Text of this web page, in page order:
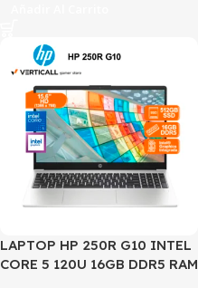
LAPTOP HP 250R G10 INTEL
CORE 5 120U 16GB DDR5 RAM